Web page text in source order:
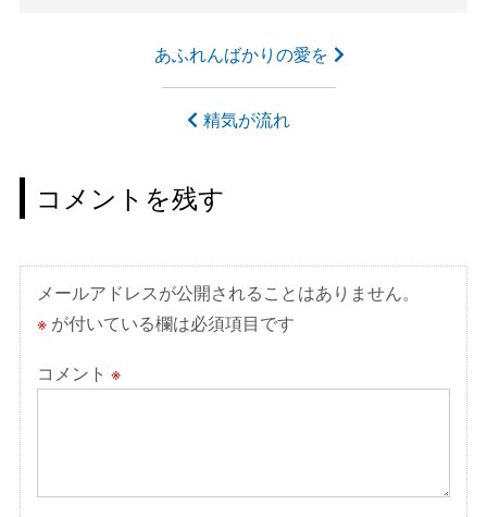
ゲ
ー
シ
ョ
ン
あふれんばかりの愛を
精気が流れ
コメントを残す
メールアドレスが公開されることはありません。
※が付いている欄は必須項目です
コメント ※